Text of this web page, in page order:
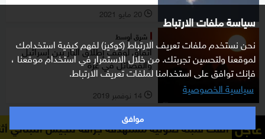
سياسة ملفات الارتباط
نحن نستخدم ملفات تعريف الارتباط (كوكيز) لفهم كيفية استخدامك
لموقعنا ولتحسين تجربتك. من خلال الاستمرار في استخدام موقعنا ،
فإنك توافق على استخدامنا لملفات تعريف الارتباط.
سياسية الخصوصية
موافق
l 20 مايو 2021
شرق أوسط
اتفاق لوقف إطلاق النار بين إسرائيل
والفصائل في غزة
l 14 نوفمبر 2019
العودة للأعلى عاجلصوتية مستهدفة جرافة للجيش اللبناني أثناء عملها